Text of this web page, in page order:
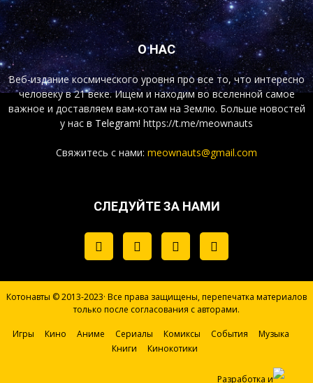
О НАС
Веб-издание космического уровня про все то, что интересно
человеку в 21 веке. Ищем и находим во вселенной самое
важное и доставляем вам-котам на Землю. Больше новостей
у нас в Telegram! https://t.me/meownauts
Свяжитесь с нами: meownauts@gmail.com
СЛЕДУЙТЕ ЗА НАМИ
Котонавты © 2013-2023· Все права защищены, перепечатка материалов
только после согласования с авторами.
Игры Кино Аниме Сериалы Комиксы События
Музыка
Книги
Кинокотики
Разработка и